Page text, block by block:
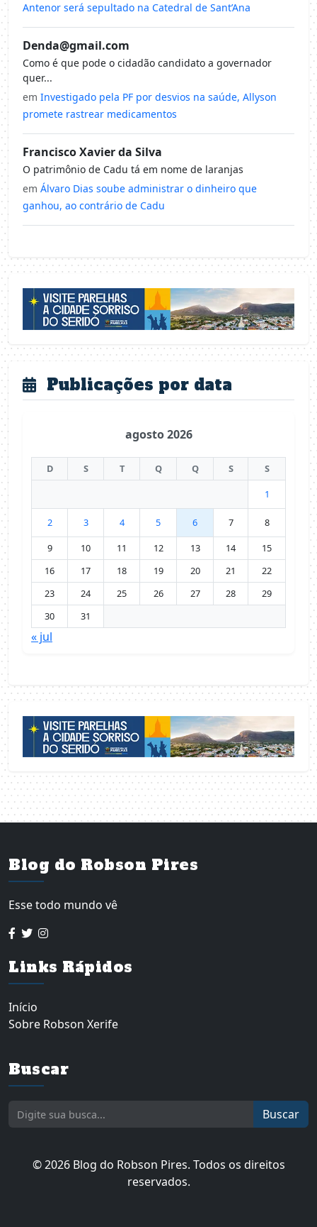
Antenor será sepultado na Catedral de Sant’Ana
Denda@gmail.com
Como é que pode o cidadão candidato a governador
quer...
em Investigado pela PF por desvios na saúde, Allyson
promete rastrear medicamentos
Francisco Xavier da Silva
O patrimônio de Cadu tá em nome de laranjas
em Álvaro Dias soube administrar o dinheiro que
ganhou, ao contrário de Cadu
Publicações por data
agosto 2026
D S T Q Q S
S
1
2 3 4 5 6 7
8
9
10 11 12 13 14
15
16
17 18 19 20 21
22
23
24 25 26 27 28
29
30
31
« jul
Blog do Robson Pires
Esse todo mundo vê
Links Rápidos
Início
Sobre Robson Xerife
Buscar
Buscar
© 2026 Blog do Robson Pires. Todos os direitos
reservados.